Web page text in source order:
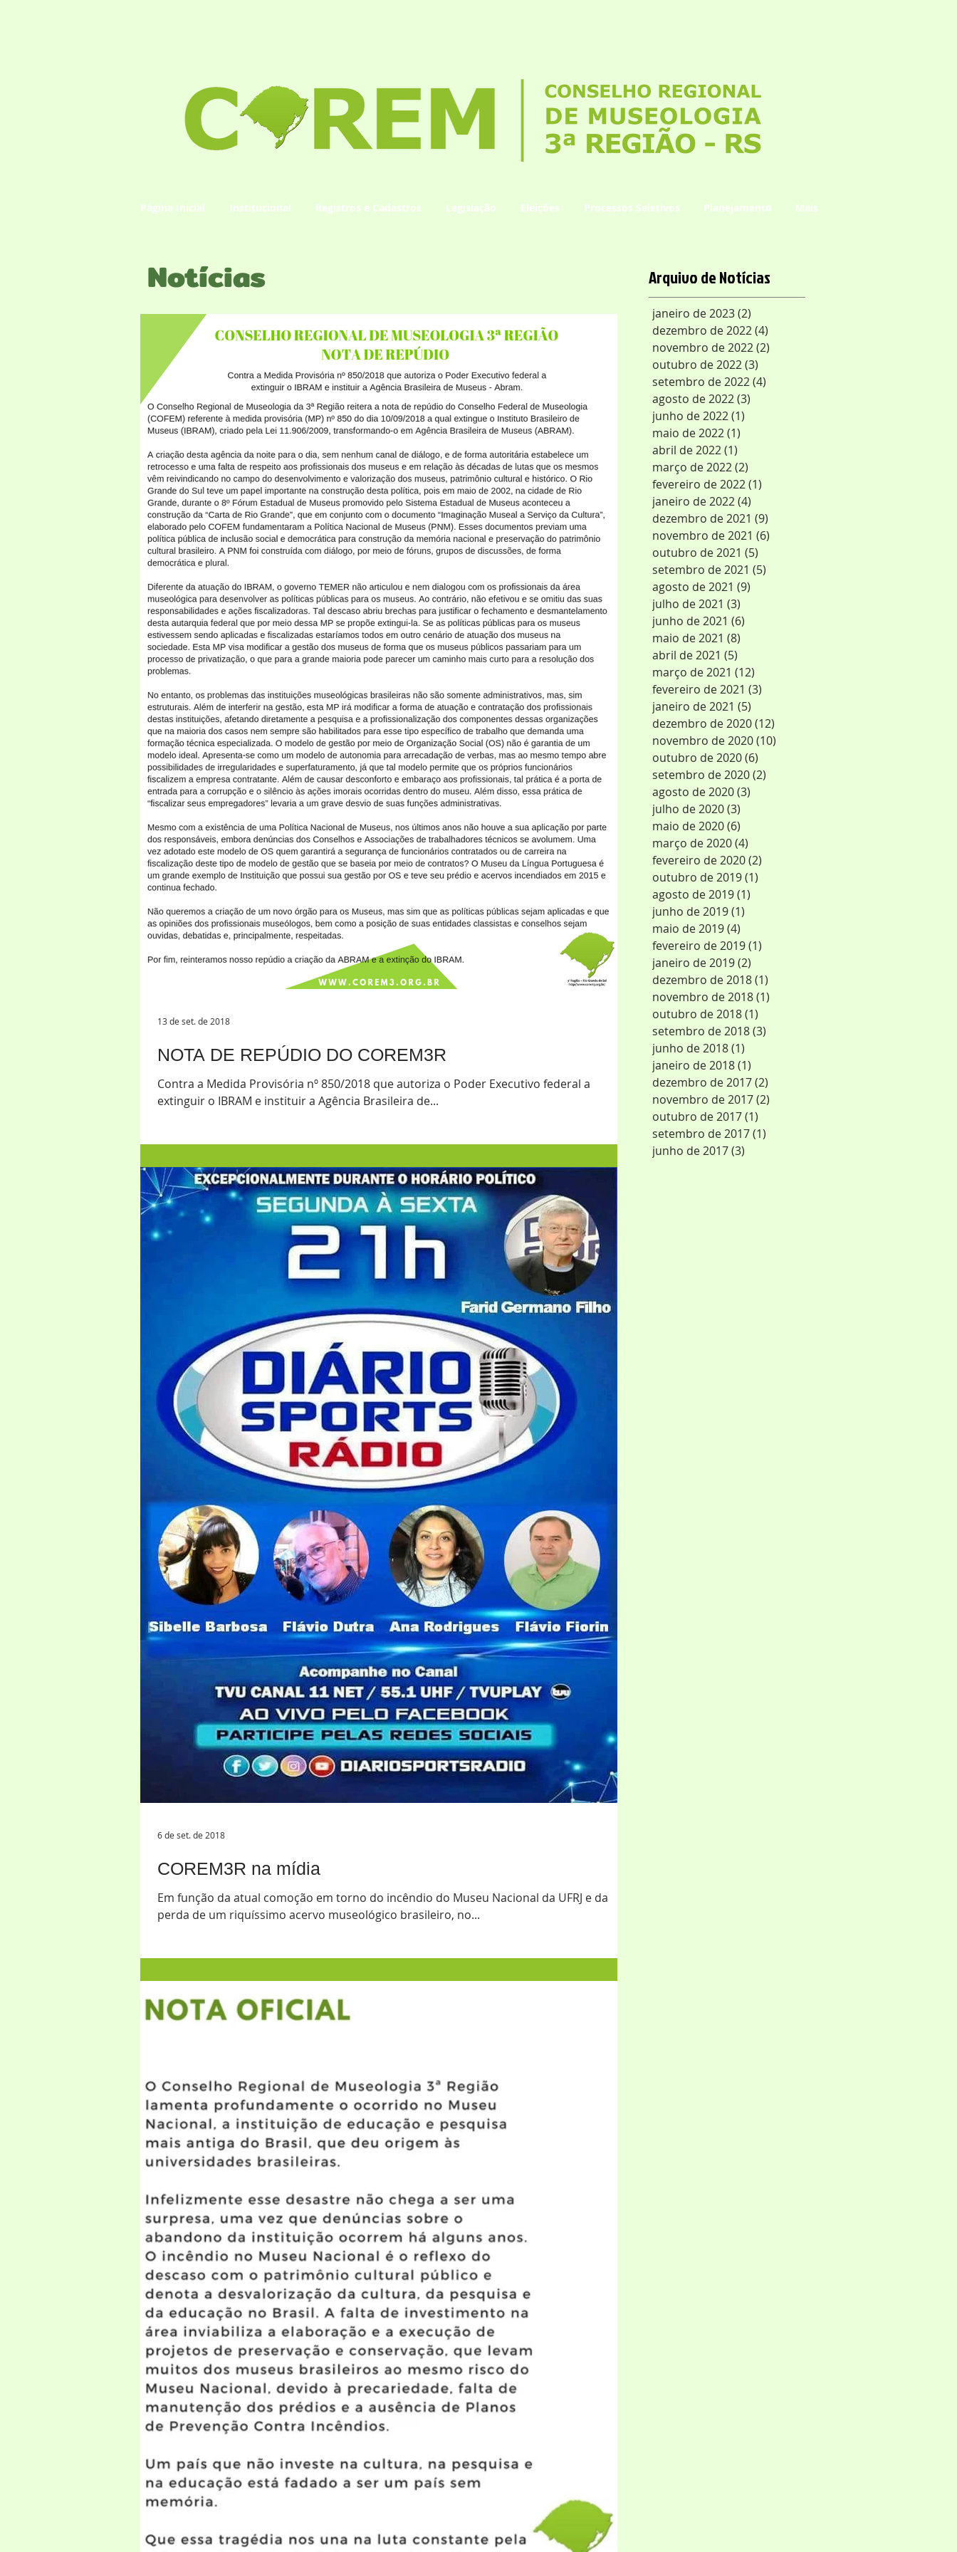
Página Inicial Institucional Registros e Cadastros Legislação Eleições Processos Seletivos Planejamento Mais
Notícias Arquivo de Notícias
NOTA DE REPÚDIO DO COREM3R
Contra a Medida Provisória nº 850/2018 que autoriza o Poder Executivo federal a
extinguir o IBRAM e instituir a Agência Brasileira de...
13 de set. de 2018
COREM3R na mídia
Em função da atual comoção em torno do incêndio do Museu Nacional da UFRJ e da
perda de um riquíssimo acervo museológico brasileiro, no...
6 de set. de 2018
janeiro de 2023(2)
dezembro de 2022(4)
novembro de 2022(2)
outubro de 2022(3)
setembro de 2022(4)
agosto de 2022(3)
junho de 2022(1)
maio de 2022(1)
abril de 2022(1)
março de 2022(2)
fevereiro de 2022(1)
janeiro de 2022(4)
dezembro de 2021 (9)
novembro de 2021 (6)
outubro de 2021 (5)
setembro de 2021 (5)
agosto de 2021 (9)
julho de 2021 (3)
junho de 2021 (6)
maio de 2021 (8)
abril de 2021 (5)
março de 2021 (12)
fevereiro de 2021 (3)
janeiro de 2021 (5)
dezembro de 2020(12)
novembro de 2020(10)
outubro de 2020(6)
setembro de 2020(2)
agosto de 2020(3)
julho de 2020(3)
maio de 2020(6)
março de 2020(4)
fevereiro de 2020(2)
outubro de 2019(1)
agosto de 2019(1)
junho de 2019(1)
maio de 2019(4)
fevereiro de 2019(1)
janeiro de 2019(2)
dezembro de 2018(1)
novembro de 2018(1)
outubro de 2018(1)
setembro de 2018(3)
junho de 2018(1)
janeiro de 2018(1)
dezembro de 2017(2)
novembro de 2017(2)
outubro de 2017(1)
setembro de 2017(1)
junho de 2017(3)